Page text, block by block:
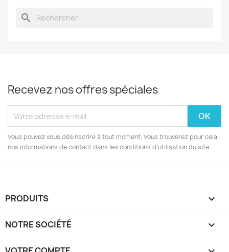
search
Recevez nos offres spéciales
Vous pouvez vous désinscrire à tout moment. Vous trouverez pour cela
nos informations de contact dans les conditions d'utilisation du site.
PRODUITS 
NOTRE SOCIÉTÉ 